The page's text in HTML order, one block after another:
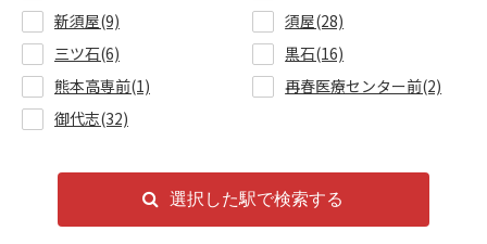
新須屋(9)
須屋(28)
三ツ石(6)
黒石(16)
熊本高専前(1)
再春医療センター前(2)
御代志(32)
選択した駅で検索する